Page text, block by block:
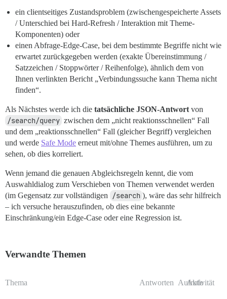
ein clientseitiges Zustandsproblem (zwischengespeicherte Assets
/ Unterschied bei Hard-Refresh / Interaktion mit Theme-
Komponenten) oder
einen Abfrage-Edge-Case, bei dem bestimmte Begriffe nicht wie
erwartet zurückgegeben werden (exakte Übereinstimmung /
Satzzeichen / Stoppwörter / Reihenfolge), ähnlich dem von
Ihnen verlinkten Bericht „Verbindungssuche kann Thema nicht
finden“.
Als Nächstes werde ich die tatsächliche JSON-Antwort von
/search/query zwischen dem „nicht reaktionsschnellen“ Fall
und dem „reaktionsschnellen“ Fall (gleicher Begriff) vergleichen
und werde Safe Mode erneut mit/ohne Themes ausführen, um zu
sehen, ob dies korreliert.
Wenn jemand die genauen Abgleichsregeln kennt, die vom
Auswahldialog zum Verschieben von Themen verwendet werden
(im Gegensatz zur vollständigen
/search ), wäre das sehr hilfreich
– ich versuche herauszufinden, ob dies eine bekannte
Einschränkung/ein Edge-Case oder eine Regression ist.
Verwandte Themen
Thema Antworten Aufrufe
Aktivität